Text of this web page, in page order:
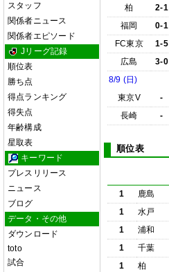
スタッフ
関係者ニュース
関係者エピソード
Jリーグ記録
順位表
勝ち点
得点ランキング
得失点
年齢構成
星取表
キーワード
プレスリリース
ニュース
ブログ
データ・その他
ダウンロード
toto
試合
柏
2-1
福岡
0-1
FC東京
1-5
広島
3-0
8/9 (日)
東京V
-
長崎
-
順位表
1 鹿島
1
水戸
1
浦和
1
千葉
1
柏